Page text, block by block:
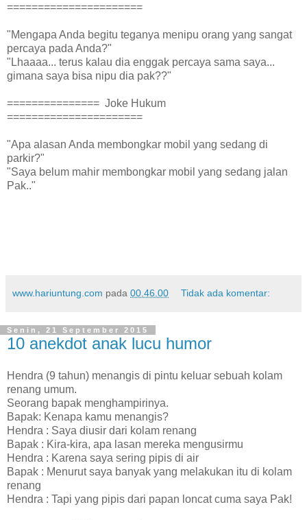
======================
"Mengapa Anda begitu teganya menipu orang yang sangat
percaya pada Anda?"
"Lhaaaa... terus kalau dia enggak percaya sama saya...
gimana saya bisa nipu dia pak??"
=============== Joke Hukum
======================
"Apa alasan Anda membongkar mobil yang sedang di
parkir?"
"Saya belum mahir membongkar mobil yang sedang jalan
Pak.."
www.hariuntung.com pada 00.46.00 Tidak ada komentar:
Senin, 21 September 2015
10 anekdot anak lucu humor
Hendra (9 tahun) menangis di pintu keluar sebuah kolam
renang umum.
Seorang bapak menghampirinya.
Bapak: Kenapa kamu menangis?
Hendra : Saya diusir dari kolam renang
Bapak : Kira-kira, apa lasan mereka mengusirmu
Hendra : Karena saya sering pipis di air
Bapak : Menurut saya banyak yang melakukan itu di kolam
renang
Hendra : Tapi yang pipis dari papan loncat cuma saya Pak!